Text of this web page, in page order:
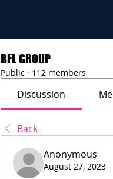
BFL GROUP
Public · 112 members
Discussion
Back
Anonymous
August 27, 2023